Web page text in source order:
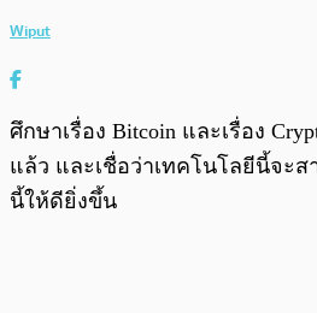
Wiput
ศึกษาเรื่อง Bitcoin และเรื่อง
แล้ว และเชื่อว่าเทคโนโลยีนี้จะ
นี้ให้ดียิ่งขึ้น